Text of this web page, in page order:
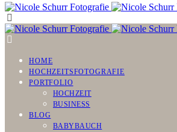
HOME
HOCHZEITSFOTOGRAFIE
PORTFOLIO
HOCHZEIT
BUSINESS
BLOG
BABYBAUCH